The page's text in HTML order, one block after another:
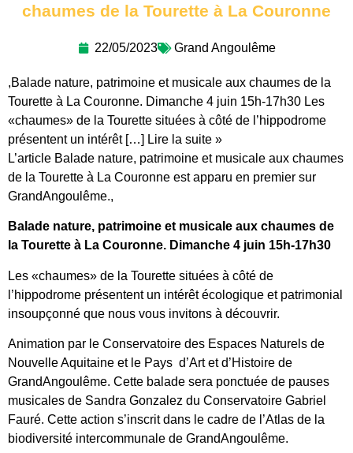
chaumes de la Tourette à La Couronne
22/05/2023 Grand Angoulême
,Balade nature, patrimoine et musicale aux chaumes de la
Tourette à La Couronne. Dimanche 4 juin 15h-17h30 Les
«chaumes» de la Tourette situées à côté de l’hippodrome
présentent un intérêt […] Lire la suite »
L’article Balade nature, patrimoine et musicale aux chaumes
de la Tourette à La Couronne est apparu en premier sur
GrandAngoulême.,
Balade nature, patrimoine et musicale aux chaumes de
la Tourette à La Couronne. Dimanche 4 juin 15h-17h30
Les «chaumes» de la Tourette situées à côté de
l’hippodrome présentent un intérêt écologique et patrimonial
insoupçonné que nous vous invitons à découvrir.
Animation par le Conservatoire des Espaces Naturels de
Nouvelle Aquitaine et le Pays d’Art et d’Histoire de
GrandAngoulême. Cette balade sera ponctuée de pauses
musicales de Sandra Gonzalez du Conservatoire Gabriel
Fauré. Cette action s’inscrit dans le cadre de l’Atlas de la
biodiversité intercommunale de GrandAngoulême.